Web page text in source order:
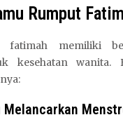
Rumput
fatimah memiliki
kesehatan wanita.
Melancarkan